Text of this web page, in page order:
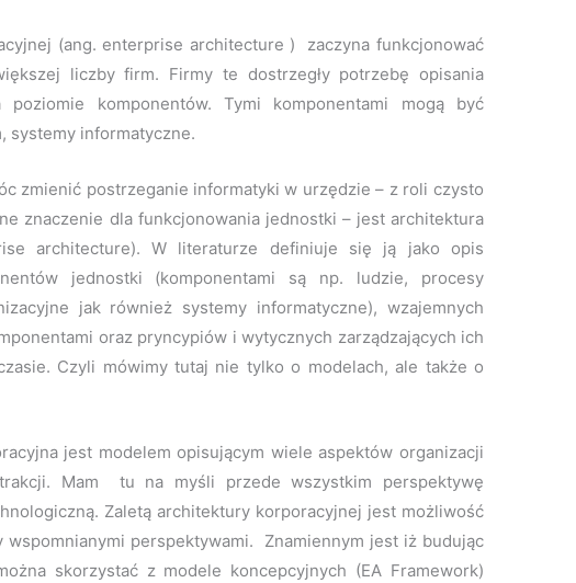
(ang. enterprise architecture ) zaczyna funkcjonować
liczby firm. Firmy te dostrzegły potrzebę opisania
komponentów. Tymi komponentami mogą być
systemy informatyczne.
zmienić postrzeganie informatyki w urzędzie – z roli czysto
znaczenie dla funkcjonowania jednostki – jest architektura
architecture). W literaturze definiuje się ją jako opis
jednostki (komponentami są np. ludzie, procesy
jak również systemy informatyczne), wzajemnych
oraz pryncypiów i wytycznych zarządzających ich
Czyli mówimy tutaj nie tylko o modelach, ale także o
jest modelem opisującym wiele aspektów organizacji
Mam tu na myśli przede wszystkim perspektywę
Zaletą architektury korporacyjnej jest możliwość
wspomnianymi perspektywami. Znamiennym jest iż budując
skorzystać z modele koncepcyjnych (EA Framework)